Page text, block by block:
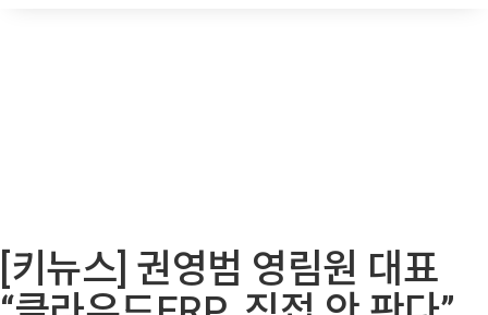
[키뉴스] 권영범 영림원 대표